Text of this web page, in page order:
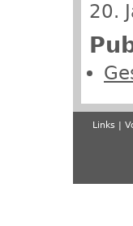
20.
Links